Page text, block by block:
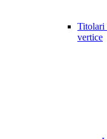
Titolari
vertice